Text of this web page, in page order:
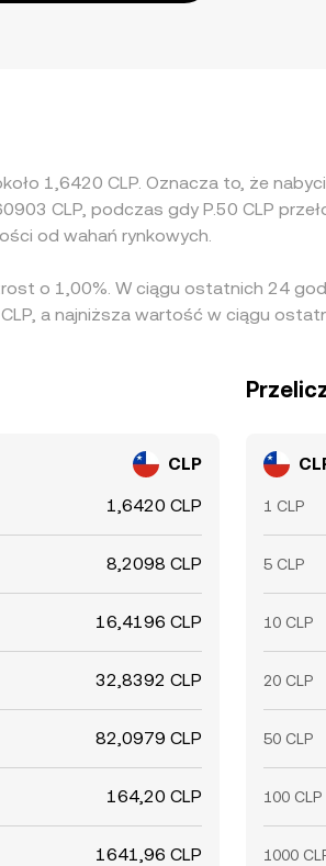
1,6420 CLP. Oznacza to, że
CLP, podczas gdy P.50 CLP
od wahań rynkowych.
o 1,00%. W ciągu ostatnich 24
a najniższa wartość w ciągu
CLP
1,6420 CLP
8,2098 CLP
16,4196 CLP
32,8392 CLP
82,0979 CLP
164,20 CLP
1641,96 CLP
1 CLP
5 CLP
10 CLP
20 CLP
50 CLP
100 CLP
1000